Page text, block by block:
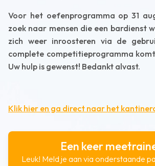
Voor het oefenprogramma op 31
zoek naar mensen die een bardienst
zich weer inroosteren via de
complete competitieprogramma
Uw hulp is gewenst! Bedankt alvast.
Klik hier en ga direct naar het
Een keer
Leuk! Meld je aan via onderstaande